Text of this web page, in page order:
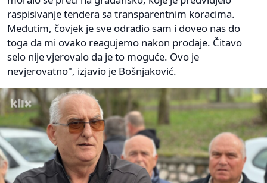
raspisivanje tendera sa transparentnim koracima.
Međutim, čovjek je sve odradio sam i doveo nas do
toga da mi ovako reagujemo nakon prodaje. Čitavo
selo nije vjerovalo da je to moguće. Ovo je
nevjerovatno", izjavio je Bošnjaković.